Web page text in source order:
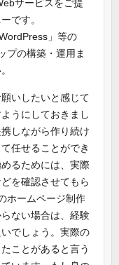
サービスをご提
です。
」等の
プの構築・運用ま
いしたいと感じて
うにしておきまし
しながら作り続け
任せることができ
るためには、実際
を確認させてもら
ホームページ制作
ない場合は、経験
でしょう。実際の
ことがあると言う